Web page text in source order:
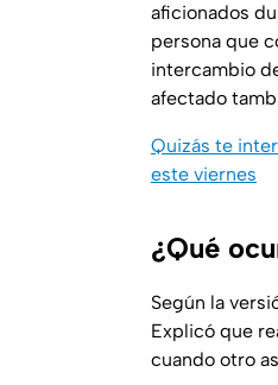
aficionados
persona que
intercambio
afectado
Quizás te
este viernes
¿Qué
Según la
Explicó que
cuando otro